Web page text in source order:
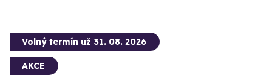
Volný termín už 31. 08. 2026
AKCE